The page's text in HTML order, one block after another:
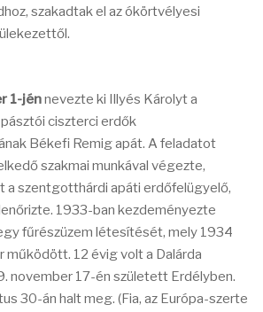
szakadtak el az ókörtvélyesi
1-jénnevezte ki Illyés Károlyt a
ciszterci erdők
Békefi Remig apát. A feladatot
szakmai munkával végezte,
a szentgotthárdi apáti erdőfelügyelő,
1933-ban kezdeményezte
fűrészüzem létesítését, mely 1934
működött. 12 évig volt a Dalárda
november 17-én született Erdélyben.
30-án halt meg. (Fia, az Európa-szerte